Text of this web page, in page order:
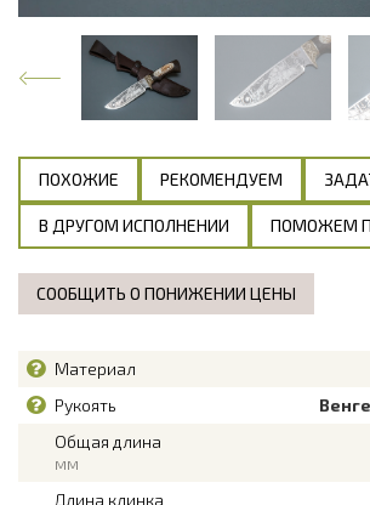
ПОХОЖИЕ РЕКОМЕНДУЕМ
В ДРУГОМ ИСПОЛНЕНИИ ПОМОЖЕМ
СООБЩИТЬ О ПОНИЖЕНИИ ЦЕНЫ
Материал
Рукоять
Общая длина
мм
Длина клинка